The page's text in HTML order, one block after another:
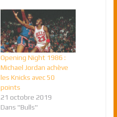
Opening Night 1986 :
Michael Jordan achève
les Knicks avec 50
points
21 octobre 2019
Dans "Bulls"